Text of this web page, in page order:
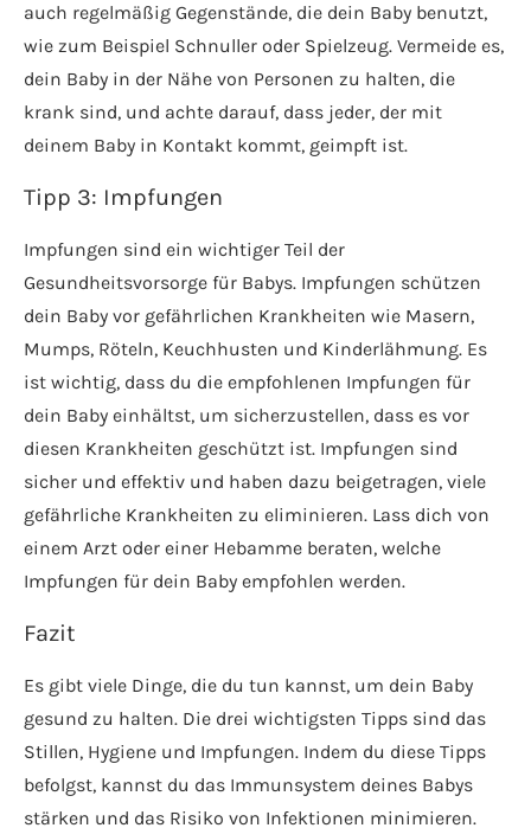
auch regelmäßig Gegenstände, die dein Baby benutzt,
wie zum Beispiel Schnuller oder Spielzeug. Vermeide es,
dein Baby in der Nähe von Personen zu halten, die
krank sind, und achte darauf, dass jeder, der mit
deinem Baby in Kontakt kommt, geimpft ist.
Tipp 3: Impfungen
Impfungen sind ein wichtiger Teil der
Gesundheitsvorsorge für Babys. Impfungen schützen
dein Baby vor gefährlichen Krankheiten wie Masern,
Mumps, Röteln, Keuchhusten und Kinderlähmung. Es
ist wichtig, dass du die empfohlenen Impfungen für
dein Baby einhältst, um sicherzustellen, dass es vor
diesen Krankheiten geschützt ist. Impfungen sind
sicher und effektiv und haben dazu beigetragen, viele
gefährliche Krankheiten zu eliminieren. Lass dich von
einem Arzt oder einer Hebamme beraten, welche
Impfungen für dein Baby empfohlen werden.
Fazit
Es gibt viele Dinge, die du tun kannst, um dein Baby
gesund zu halten. Die drei wichtigsten Tipps sind das
Stillen, Hygiene und Impfungen. Indem du diese Tipps
befolgst, kannst du das Immunsystem deines Babys
stärken und das Risiko von Infektionen minimieren.